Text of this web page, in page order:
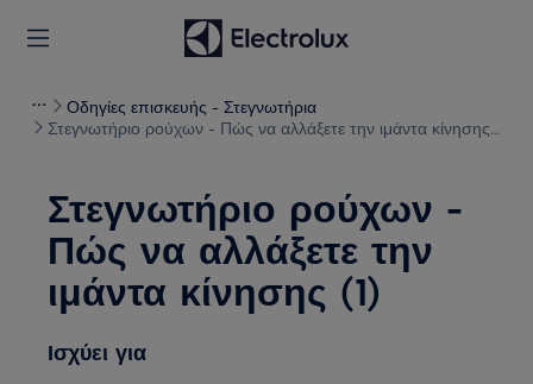
Οδηγίες επισκευής - Στεγνωτήρια
Στεγνωτήριο ρούχων - Πώς να αλλάξετε την ιμάντα κίνησης
Στεγνωτήριο ρούχων -
Πώς να αλλάξετε την
ιμάντα κίνησης (1)
Ισχύει για